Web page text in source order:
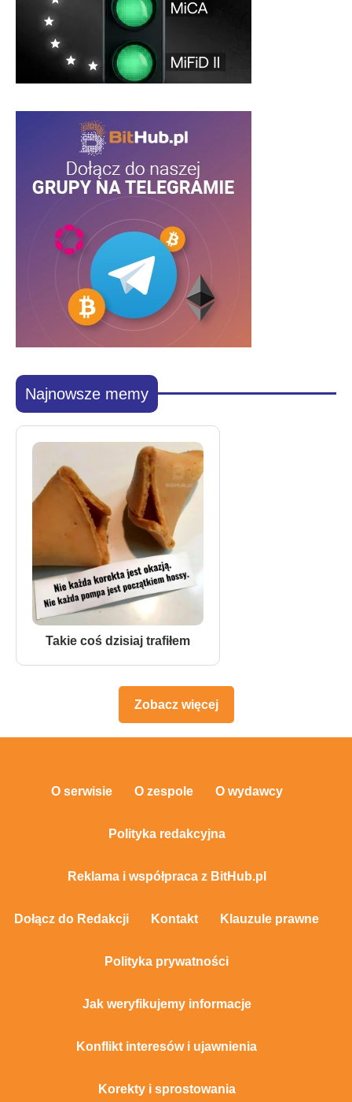
Najnowsze memy
Takie coś dzisiaj trafiłem
Zobacz więcej
O serwisie O zespole O wydawcy
Polityka redakcyjna
Reklama i współpraca z BitHub.pl
Dołącz do Redakcji Kontakt Klauzule prawne
Polityka prywatności
Jak weryfikujemy informacje
Konflikt interesów i ujawnienia
Korekty i sprostowania